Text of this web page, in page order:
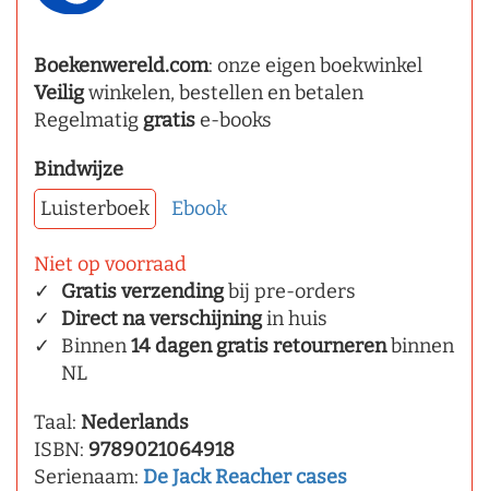
Boekenwereld.com: onze eigen boekwinkel
Veiligwinkelen, bestellen en betalen
Regelmatig gratise-books
Bindwijze
Luisterboek
Ebook
Niet op voorraad
Gratis verzendingbij pre-orders
Direct na verschijningin huis
Binnen14 dagen gratis retournerenbinnen
NL
Taal: Nederlands
ISBN: 9789021064918
Serienaam: De Jack Reacher cases